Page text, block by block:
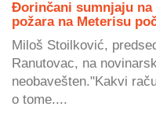
Đorinčani sumnjaju
požara na Meterisu
Miloš Stoilković,
Ranutovac, na
neobavešten."Kakvi
o tome....